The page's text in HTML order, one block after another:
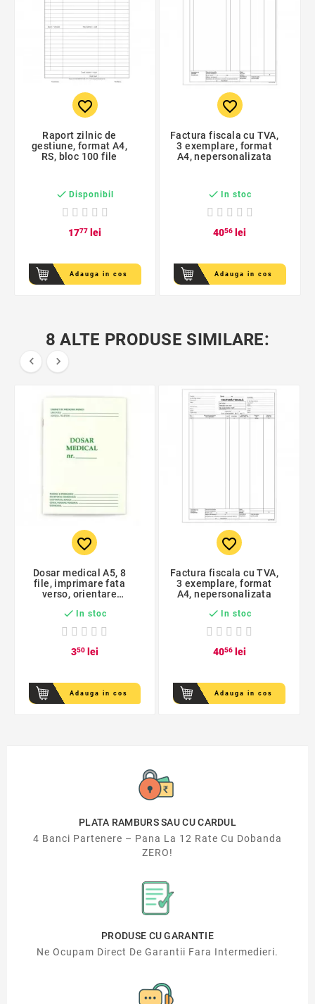
favorite_border
Raport zilnic de
gestiune, format A4,
RS, bloc 100 file
 Disponibil
1777 lei
Adauga in cos
favorite_border
Factura fiscala cu TVA,
3 exemplare, format
A4, nepersonalizata
 In stoc
4056 lei
Adauga in cos
8 ALTE PRODUSE SIMILARE:
 
favorite_border
Dosar medical A5, 8
file, imprimare fata
verso, orientare
 In stoc
350lei
Adauga in cos
favorite_border
Factura fiscala cu TVA,
3 exemplare, format
A4, nepersonalizata
 In stoc
4056lei
Adauga in cos
PLATA RAMBURS SAU CU CARDUL
4 Banci Partenere – Pana La 12 Rate Cu Dobanda
ZERO!
PRODUSE CU GARANTIE
Ne Ocupam Direct De Garantii Fara Intermedieri.